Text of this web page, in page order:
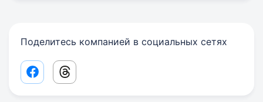
Поделитесь компанией в социальных сетях
Facebook share link
Threads share link